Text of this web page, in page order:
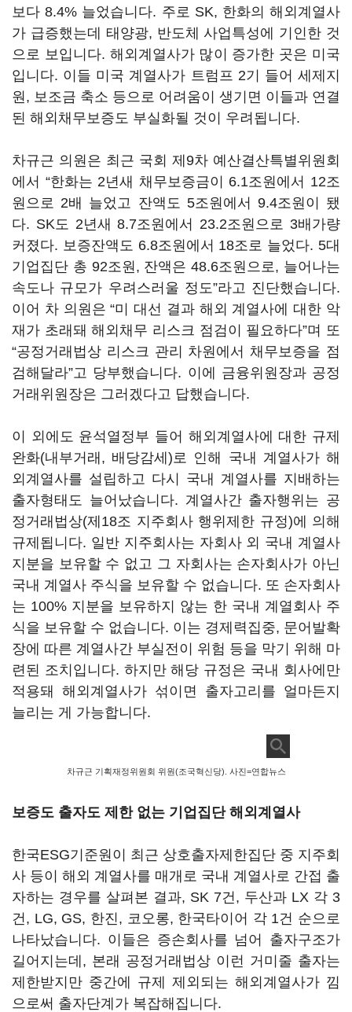
보다 8.4% 늘었습니다. 주로 SK, 한화의 해외계열사
가 급증했는데 태양광, 반도체 사업특성에 기인한 것
으로 보입니다. 해외계열사가 많이 증가한 곳은 미국
입니다. 이들 미국 계열사가 트럼프 2기 들어 세제지
원, 보조금 축소 등으로 어려움이 생기면 이들과 연결
된 해외채무보증도 부실화될 것이 우려됩니다.
차규근 의원은 최근 국회 제9차 예산결산특별위원회
에서 “한화는 2년새 채무보증금이 6.1조원에서 12조
원으로 2배 늘었고 잔액도 5조원에서 9.4조원이 됐
다. SK도 2년새 8.7조원에서 23.2조원으로 3배가량
커졌다. 보증잔액도 6.8조원에서 18조로 늘었다. 5대
기업집단 총 92조원, 잔액은 48.6조원으로, 늘어나는
속도나 규모가 우려스러울 정도”라고 진단했습니다.
이어 차 의원은 “미 대선 결과 해외 계열사에 대한 악
재가 초래돼 해외채무 리스크 점검이 필요하다”며 또
“공정거래법상 리스크 관리 차원에서 채무보증을 점
검해달라”고 당부했습니다. 이에 금융위원장과 공정
거래위원장은 그러겠다고 답했습니다.
이 외에도 윤석열정부 들어 해외계열사에 대한 규제
완화(내부거래, 배당감세)로 인해 국내 계열사가 해
외계열사를 설립하고 다시 국내 계열사를 지배하는
출자형태도 늘어났습니다. 계열사간 출자행위는 공
정거래법상(제18조 지주회사 행위제한 규정)에 의해
규제됩니다. 일반 지주회사는 자회사 외 국내 계열사
지분을 보유할 수 없고 그 자회사는 손자회사가 아닌
국내 계열사 주식을 보유할 수 없습니다. 또 손자회사
는 100% 지분을 보유하지 않는 한 국내 계열회사 주
식을 보유할 수 없습니다. 이는 경제력집중, 문어발확
장에 따른 계열사간 부실전이 위험 등을 막기 위해 마
련된 조치입니다. 하지만 해당 규정은 국내 회사에만
적용돼 해외계열사가 섞이면 출자고리를 얼마든지
늘리는 게 가능합니다.
차규근 기획재정위원회 위원(조국혁신당). 사진=연합뉴스
보증도 출자도 제한 없는 기업집단 해외계열사
한국ESG기준원이 최근 상호출자제한집단 중 지주회
사 등이 해외 계열사를 매개로 국내 계열사로 간접 출
자하는 경우를 살펴본 결과, SK 7건, 두산과 LX 각 3
건, LG, GS, 한진, 코오롱, 한국타이어 각 1건 순으로
나타났습니다. 이들은 증손회사를 넘어 출자구조가
길어지는데, 본래 공정거래법상 이런 거미줄 출자는
제한받지만 중간에 규제 제외되는 해외계열사가 낌
으로써 출자단계가 복잡해집니다.